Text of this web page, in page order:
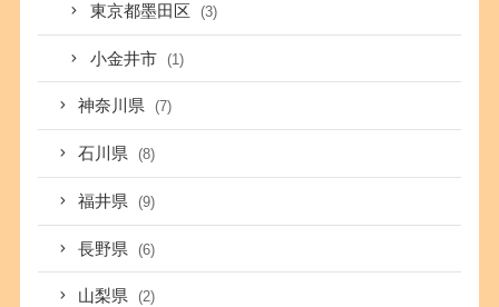
東京都墨田区 (3)
小金井市 (1)
神奈川県 (7)
石川県 (8)
福井県 (9)
長野県 (6)
山梨県 (2)